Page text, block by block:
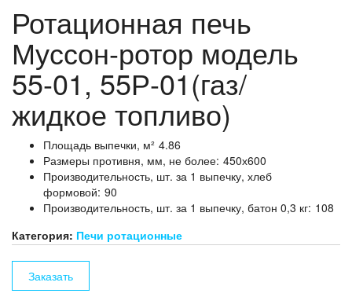
Ротационная печь
Муссон-ротор модель
55-01, 55Р-01(газ/
жидкое топливо)
Площадь выпечки, м² 4.86
Размеры противня, мм, не более: 450х600
Производительность, шт. за 1 выпечку, хлеб
формовой: 90
Производительность, шт. за 1 выпечку, батон 0,3 кг: 108
Категория: Печи ротационные
Заказать